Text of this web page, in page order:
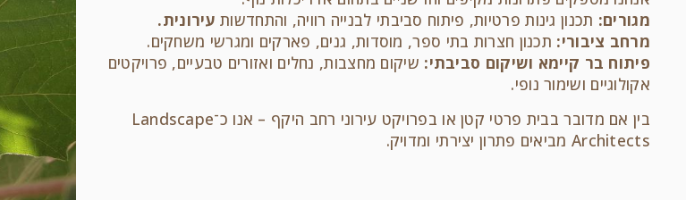
מגורים: תכנון גינות פרטיות, פיתוח סביבתי לבנייה רוויה, והתחדשות עירונית.
מרחב ציבורי: תכנון חצרות בתי ספר, מוסדות, גנים, פארקים ומגרשי משחקים.
פיתוח בר קיימא ושיקום סביבתי: שיקום מחצבות, נחלים ואזורים טבעיים, פרויקטים
אקולוגיים ושימור נופי.
בין אם מדובר בבית פרטי קטן או בפרויקט עירוני רחב היקף – אנו כ־Landscape
Architects מביאים פתרון יצירתי ומדויק.